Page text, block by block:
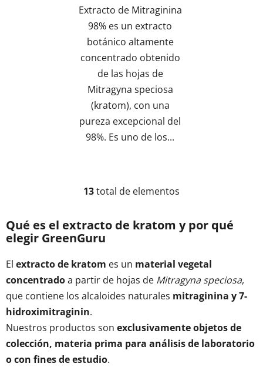
5
estrellas.
Extracto de Mitraginina
98% es un extracto
botánico altamente
concentrado obtenido
de las hojas de
Mitragyna speciosa
(kratom), con una
pureza excepcional del
98%. Es uno de los...
C
n
o
l
e
s
e
l
i
13total de elementos
Qué es el extracto de kratom y por qué
elegir GreenGuru
El extracto de kratom es un material vegetal
concentradoa partir de hojas de Mitragyna speciosa,
que contiene los alcaloides naturales mitraginina y 7-
hidroximitraginin.
Nuestros productos son exclusivamente objetos de
colección, materia prima para análisis de laboratorio
o con fines de estudio.